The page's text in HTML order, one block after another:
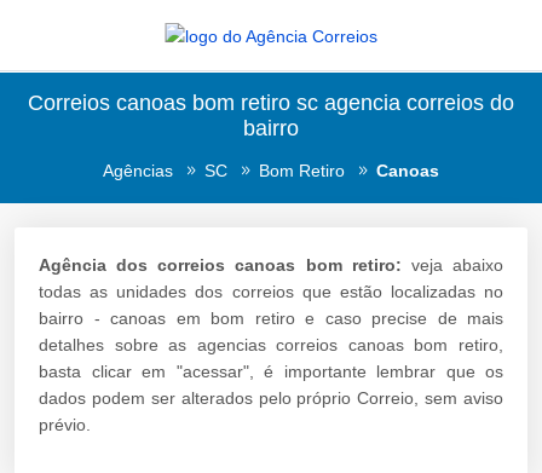
Correios canoas bom retiro sc agencia correios do
bairro
Agências SC Bom Retiro Canoas
Agência dos correios canoas bom retiro: veja abaixo
todas as unidades dos correios que estão localizadas no
bairro - canoas em bom retiro e caso precise de mais
detalhes sobre as agencias correios canoas bom retiro,
basta clicar em "acessar", é importante lembrar que os
dados podem ser alterados pelo próprio Correio, sem aviso
prévio.